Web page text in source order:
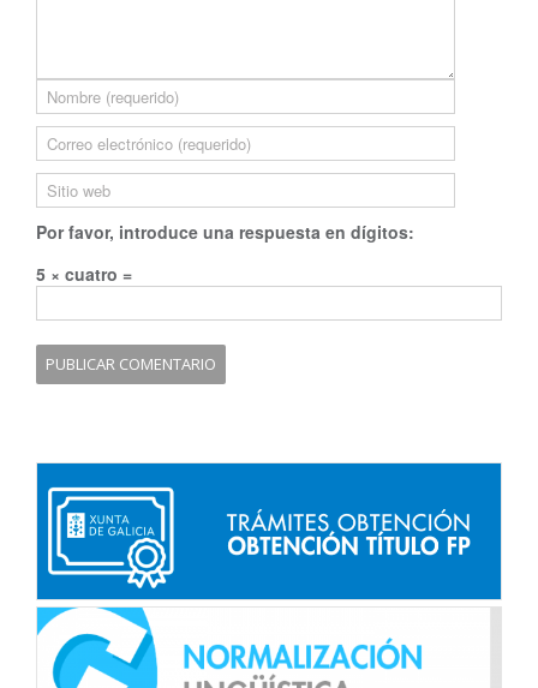
Por favor, introduce una respuesta en dígitos:
5 × cuatro =